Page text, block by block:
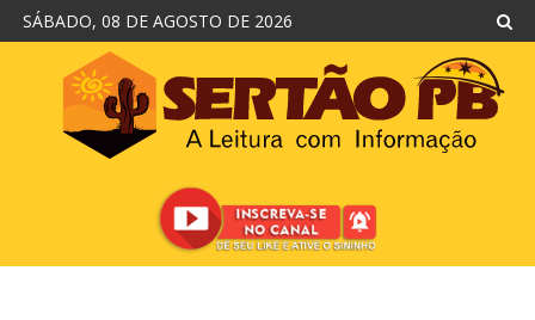
SÁBADO, 08 DE AGOSTO DE 2026